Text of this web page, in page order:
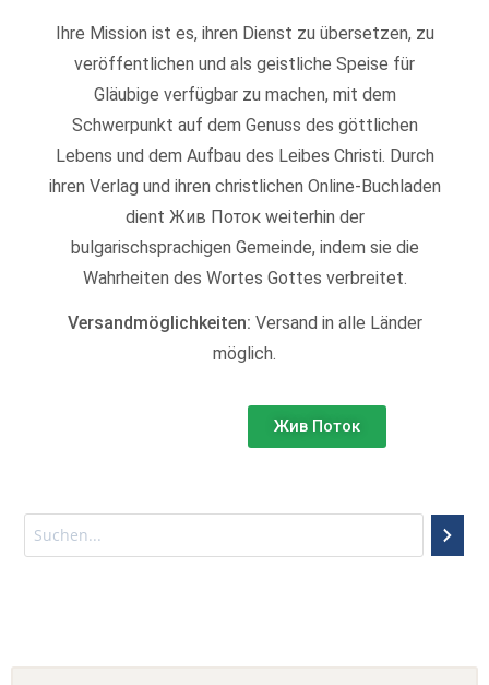
Ihre Mission ist es, ihren Dienst zu übersetzen, zu
veröffentlichen und als geistliche Speise für
Gläubige verfügbar zu machen, mit dem
Schwerpunkt auf dem Genuss des göttlichen
Lebens und dem Aufbau des Leibes Christi. Durch
ihren Verlag und ihren christlichen Online-Buchladen
dient Жив Поток weiterhin der
bulgarischsprachigen Gemeinde, indem sie die
Wahrheiten des Wortes Gottes verbreitet.
Versandmöglichkeiten: Versand in alle Länder
möglich.
Жив Поток